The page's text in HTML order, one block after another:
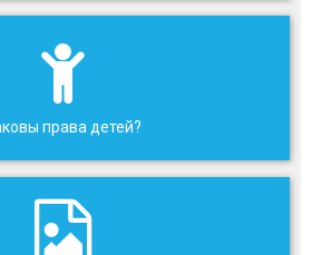
права детей?